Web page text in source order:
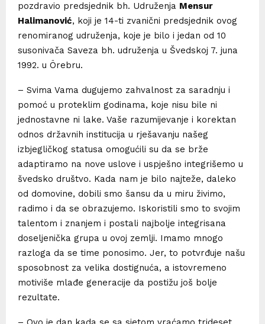
pozdravio predsjednik bh. Udruženja Mensur
Halimanović, koji je 14-ti zvanični predsjednik ovog
renomiranog udruženja, koje je bilo i jedan od 10
susonivača Saveza bh. udruženja u Švedskoj 7. juna
1992. u Örebru.
– Svima Vama dugujemo zahvalnost za saradnju i
pomoć u proteklim godinama, koje nisu bile ni
jednostavne ni lake. Vaše razumijevanje i korektan
odnos državnih institucija u rješavanju našeg
izbjegličkog statusa omogućili su da se brže
adaptiramo na nove uslove i uspješno integrišemo u
švedsko društvo. Kada nam je bilo najteže, daleko
od domovine, dobili smo šansu da u miru živimo,
radimo i da se obrazujemo. Iskoristili smo to svojim
talentom i znanjem i postali najbolje integrisana
doseljenička grupa u ovoj zemlji. Imamo mnogo
razloga da se time ponosimo. Jer, to potvrđuje našu
sposobnost za velika dostignuća, a istovremeno
motiviše mlađe generacije da postižu još bolje
rezultate.